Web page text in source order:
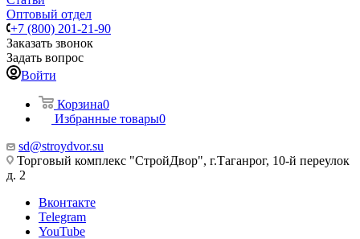
Оптовый отдел
+7 (800) 201-21-90
Заказать звонок
Задать вопрос
Войти
Корзина0
Избранные товары0
sd@stroydvor.su
Торговый комплекс "СтройДвор", г.Таганрог, 10-й переулок
д. 2
Вконтакте
Telegram
YouTube